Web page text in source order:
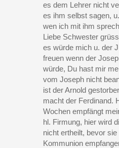
es dem Lehrer nicht
es ihm selbst sagen,
wen ich mit ihm
Liebe Schwester
es würde mich u. der
freuen wenn der
würde, Du hast mir
vom Joseph nicht
ist der Arnold
macht der Ferdinand.
Wochen empfängt
hl. Firmung, hier wird
nicht ertheilt, bevor
Kommunion